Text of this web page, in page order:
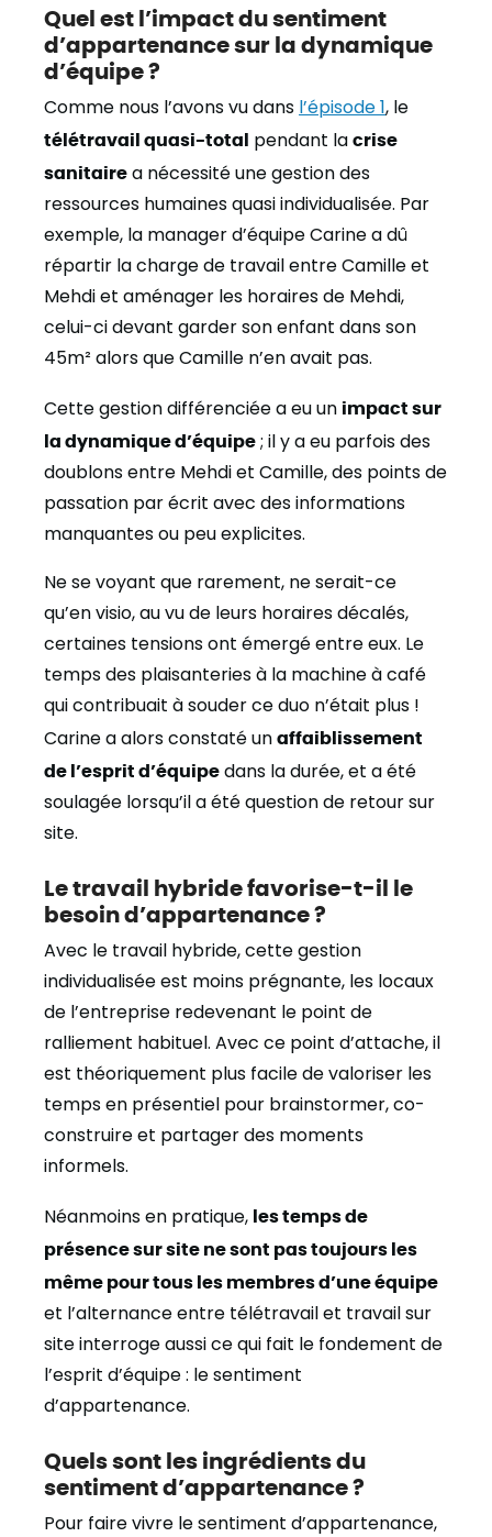
Quel est l’impact du sentiment
d’appartenance sur la dynamique
d’équipe ?
Comme nous l’avons vu dans l’épisode 1, le
télétravail quasi-total pendant la crise
sanitaire a nécessité une gestion des
ressources humaines quasi individualisée. Par
exemple, la manager d’équipe Carine a dû
répartir la charge de travail entre Camille et
Mehdi et aménager les horaires de Mehdi,
celui-ci devant garder son enfant dans son
45m² alors que Camille n’en avait pas.
Cette gestion différenciée a eu un impact sur
la dynamique d’équipe ; il y a eu parfois des
doublons entre Mehdi et Camille, des points de
passation par écrit avec des informations
manquantes ou peu explicites.
Ne se voyant que rarement, ne serait-ce
qu’en visio, au vu de leurs horaires décalés,
certaines tensions ont émergé entre eux. Le
temps des plaisanteries à la machine à café
qui contribuait à souder ce duo n’était plus !
Carine a alors constaté un affaiblissement
de l’esprit d’équipe dans la durée, et a été
soulagée lorsqu’il a été question de retour sur
site.
Le travail hybride favorise-t-il le
besoin d’appartenance ?
Avec le travail hybride, cette gestion
individualisée est moins prégnante, les locaux
de l’entreprise redevenant le point de
ralliement habituel. Avec ce point d’attache, il
est théoriquement plus facile de valoriser les
temps en présentiel pour brainstormer, co-
construire et partager des moments
informels.
Néanmoins en pratique, les temps de
présence sur site ne sont pas toujours les
même pour tous les membres d’une équipe
et l’alternance entre télétravail et travail sur
site interroge aussi ce qui fait le fondement de
l’esprit d’équipe : le sentiment
d’appartenance.
Quels sont les ingrédients du
sentiment d’appartenance ?
Pour faire vivre le sentiment d’appartenance,